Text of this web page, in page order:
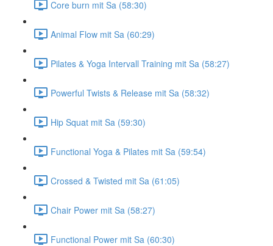
Core burn mit Sa (58:30)
Animal Flow mit Sa (60:29)
Pilates & Yoga Intervall Training mit Sa (58:27)
Powerful Twists & Release mit Sa (58:32)
Hip Squat mit Sa (59:30)
Functional Yoga & Pilates mit Sa (59:54)
Crossed & Twisted mit Sa (61:05)
Chair Power mit Sa (58:27)
Functional Power mit Sa (60:30)